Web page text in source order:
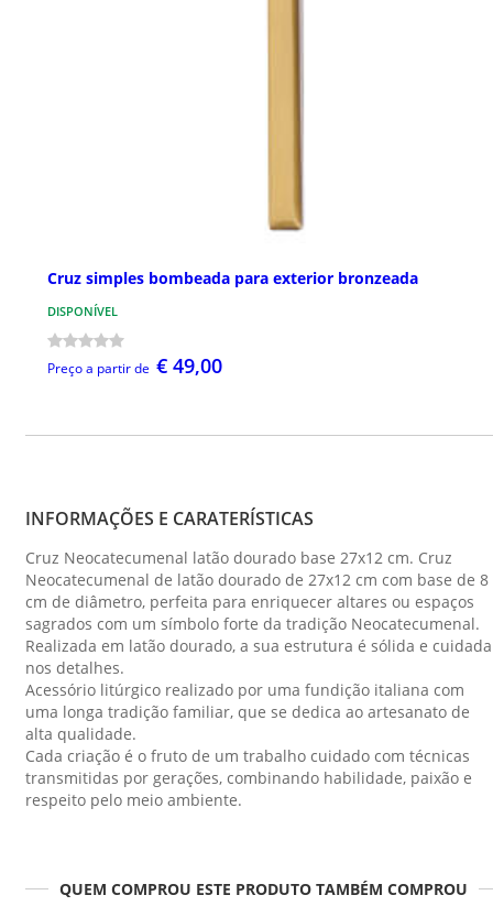
Cruz simples bombeada para exterior bronzeada
DISPONÍVEL
Preço a partir de € 49,00
INFORMAÇÕES E CARATERÍSTICAS
Cruz Neocatecumenal latão dourado base 27x12 cm. Cruz
Neocatecumenal de latão dourado de 27x12 cm com base de 8
cm de diâmetro, perfeita para enriquecer altares ou espaços
sagrados com um símbolo forte da tradição Neocatecumenal.
Realizada em latão dourado, a sua estrutura é sólida e cuidada
nos detalhes.
Acessório litúrgico realizado por uma fundição italiana com
uma longa tradição familiar, que se dedica ao artesanato de
alta qualidade.
Cada criação é o fruto de um trabalho cuidado com técnicas
transmitidas por gerações, combinando habilidade, paixão e
respeito pelo meio ambiente.
QUEM COMPROU ESTE PRODUTO TAMBÉM COMPROU